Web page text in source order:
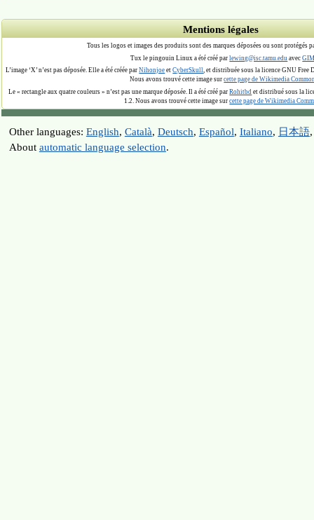
Mentions légales
Tous les logos et images des produits sont des marques déposées ou sont protégés
Tux le pingouin Linux a été créé parlewing@isc.tamu.edu avec
L’image ‘X’ n’est pas déposée. Elle a été créée parNihonjoe etCyberSkull, et distribuée sous la licence GNU Free
Nous avons trouvé cette image surcette page de Wikimedia
Le « rectangle aux quatre couleurs » n’est pas une marque déposée. Il a été créé parRohitbd et distribué sous la
1.2. Nous avons trouvé cette image surcette page de Wikimedia
Other languages: English, Català, Deutsch, Español, Italiano, 日本語
About automatic language selection.